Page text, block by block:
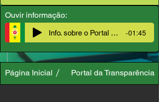
Ouvir informação:
Info. sobre o Portal da Transparência -01:45
Página Inicial Portal da Transparência